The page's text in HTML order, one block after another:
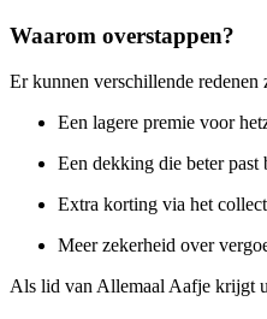
Waarom overstappen?
Er kunnen verschillende redenen
Een lagere premie voor
Een dekking die beter
Extra korting via het
Meer zekerheid over
Als lid van Allemaal Aafje krijgt